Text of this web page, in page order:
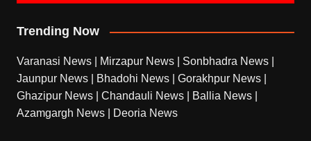
Trending Now
Varanasi News Mirzapur News Sonbhadra News
Jaunpur News
Bhadohi News Gorakhpur News
Ghazipur News
Chandauli News Ballia News
Azamgargh News
Deoria News